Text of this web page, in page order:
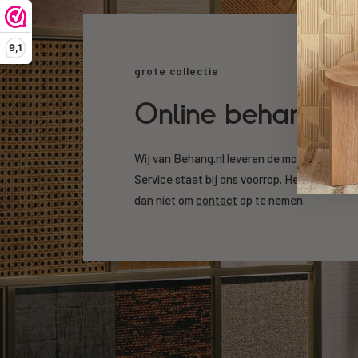
9,1
grote collectie
Online behang
Wij van Behang.nl leveren de mooiste
Service staat bij ons voorrop. Heeft u een
dan niet omcontact op te nemen.